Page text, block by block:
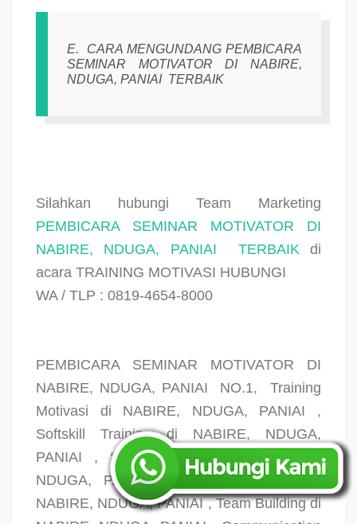
E.
CARA MENGUNDANG PEMBICARA
SEMINAR MOTIVATOR DI NABIRE,
NDUGA, PANIAI TERBAIK
Silahkan hubungi Team Marketing
PEMBICARA SEMINAR MOTIVATOR DI
NABIRE, NDUGA, PANIAI
TERBAIK di
acara TRAINING MOTIVASI HUBUNGI
WA / TLP : 0819-4654-8000
PEMBICARA SEMINAR MOTIVATOR DI
NABIRE, NDUGA, PANIAI
NO.1,
Training
Motivasi di NABIRE, NDUGA, PANIAI ,
Softskill Training di NABIRE, NDUGA,
PANIAI , Seminar Motivasi di NABIRE,
NDUGA, PANIAI , Capacity Building di
NABIRE, NDUGA, PANIAI , Team Building di